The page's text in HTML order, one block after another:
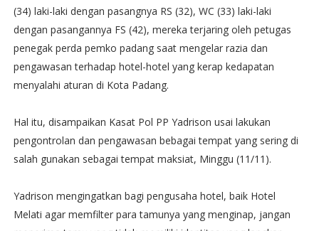
(34) laki-laki dengan pasangnya RS (32), WC (33) laki-laki
dengan pasangannya FS (42), mereka terjaring oleh petugas
penegak perda pemko padang saat mengelar razia dan
pengawasan terhadap hotel-hotel yang kerap kedapatan
menyalahi aturan di Kota Padang.
Hal itu, disampaikan Kasat Pol PP Yadrison usai lakukan
pengontrolan dan pengawasan bebagai tempat yang sering di
salah gunakan sebagai tempat maksiat, Minggu (11/11).
Yadrison mengingatkan bagi pengusaha hotel, baik Hotel
Melati agar memfilter para tamunya yang menginap, jangan